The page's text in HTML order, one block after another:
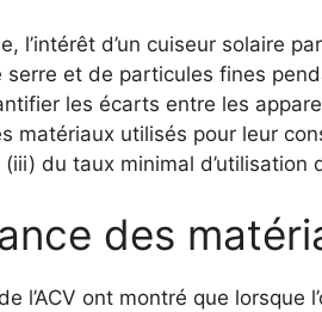
l’intérêt d’un cuiseur solaire
et de particules fines
les écarts entre les
matériaux utilisés pour leur
(iii) du taux minimal
des
l’ACV ont montré que lorsque